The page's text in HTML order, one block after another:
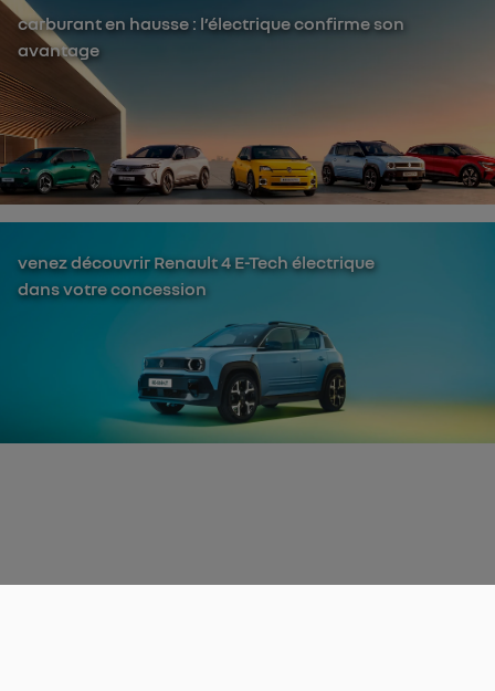
carburant en hausse : l’électrique confirme son
avantage
venez découvrir Renault 4 E-Tech électrique
dans votre concession